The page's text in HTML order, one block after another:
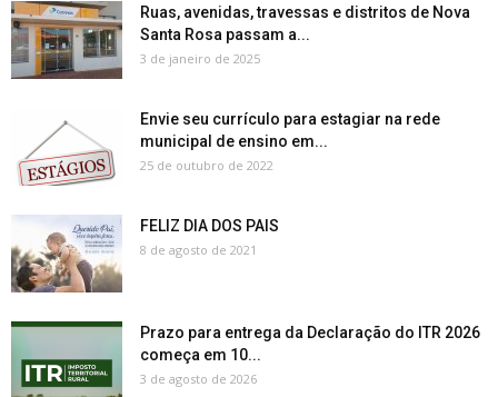
Ruas, avenidas, travessas e distritos de Nova
Santa Rosa passam a...
3 de janeiro de 2025
Envie seu currículo para estagiar na rede
municipal de ensino em...
25 de outubro de 2022
FELIZ DIA DOS PAIS
8 de agosto de 2021
Prazo para entrega da Declaração do ITR 2026
começa em 10...
3 de agosto de 2026